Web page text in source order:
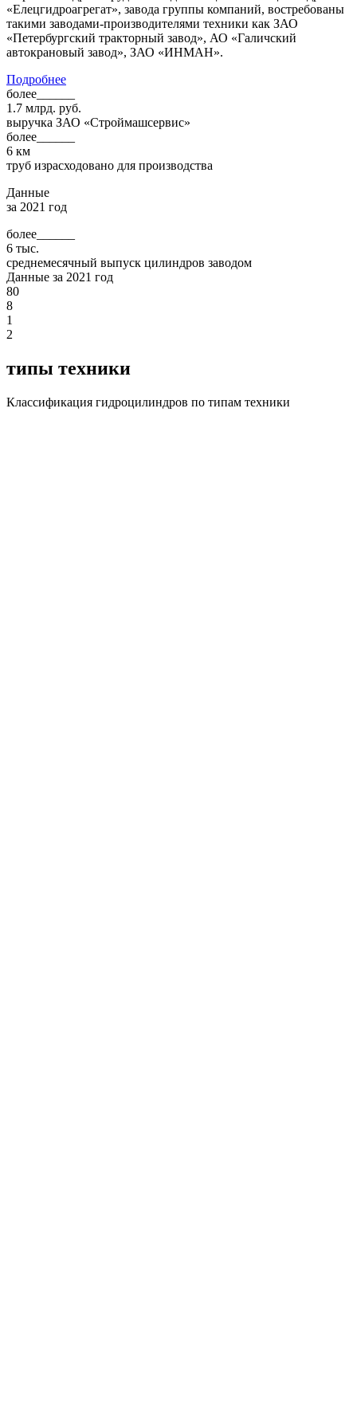
«Елецгидроагрегат», завода группы компаний, востребованы
такими заводами-производителями техники как ЗАО
«Петербургский тракторный завод», АО «Галичский
автокрановый завод», ЗАО «ИНМАН».
Подробнее
более______
1.7 млрд. руб.
выручка ЗАО «Строймашсервис»
более______
6 км
труб израсходовано для производства
Данные
за 2021 год
более______
6 тыс.
среднемесячный выпуск цилиндров заводом
Данные за 2021 год
80
8
1
2
типы техники
Классификация гидроцилиндров по типам техники